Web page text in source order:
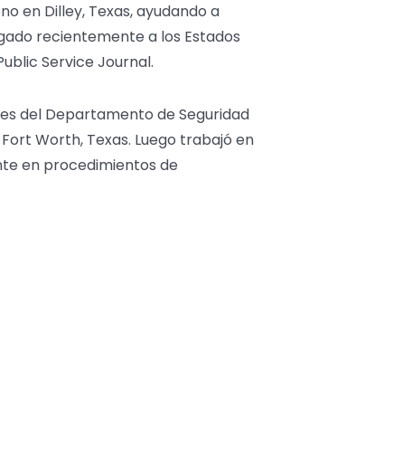
en Dilley, Texas, ayudando a
recientemente a los Estados
Service Journal.
del Departamento de Seguridad
Worth, Texas. Luego trabajó en
en procedimientos de